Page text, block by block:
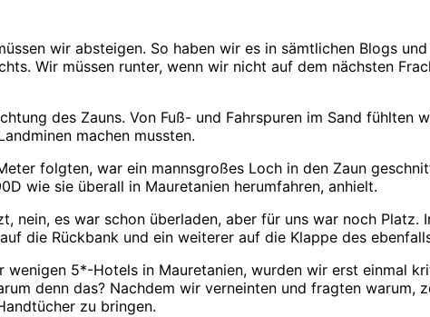
wir absteigen. So haben wir es in sämtlichen Blogs
Wir müssen runter, wenn wir nicht auf dem nächsten
des Zauns. Von Fuß- und Fahrspuren im Sand
machen mussten.
folgten, war ein mannsgroßes Loch in den Zaun
wie sie überall in Mauretanien herumfahren, anhielt.
nein, es war schon überladen, aber für uns war noch Platz.
die Rückbank und ein weiterer auf die Klappe des
wenigen 5*-Hotels in Mauretanien, wurden wir erst einmal
denn das? Nachdem wir verneinten und fragten
zu bringen.